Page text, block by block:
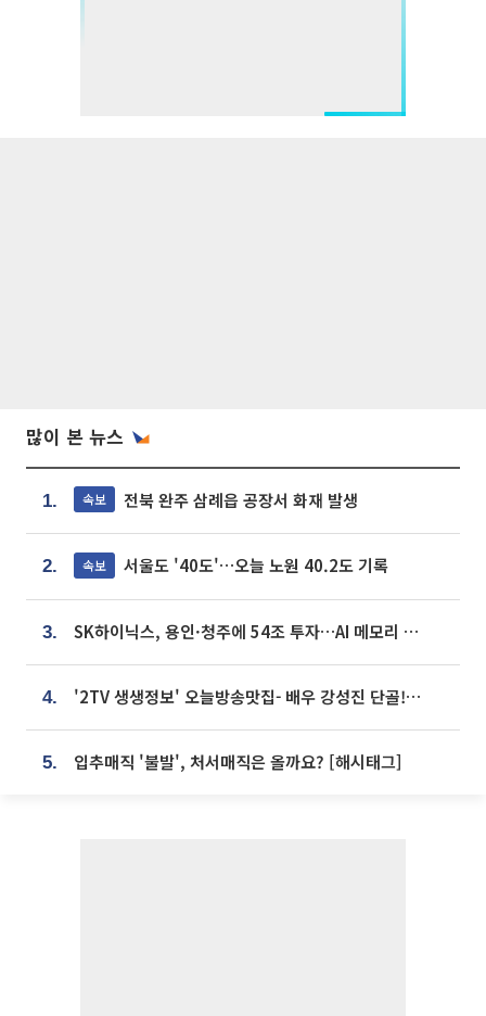
많이 본 뉴스
1. 속보 전북 완주 삼례읍 공장서 화재 발생
2. 속보 서울도 '40도'…오늘 노원 40.2도 기록
3. SK하이닉스, 용인·청주에 54조 투자…AI 메모리 생산기지 키운다
4. '2TV 생생정보' 오늘방송맛집- 배우 강성진 단골! 쌀국수ㆍ푸팟퐁 커리 맛집 '블○○○'
5. 입추매직 '불발', 처서매직은 올까요? [해시태그]